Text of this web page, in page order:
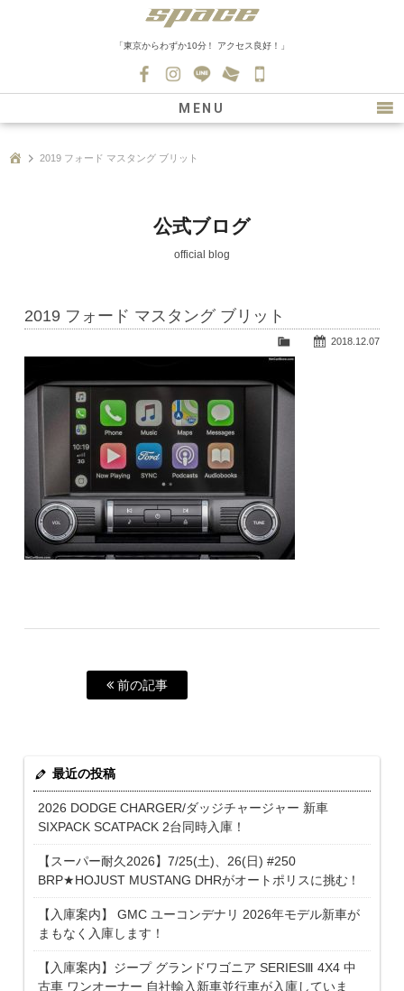
「東京からわずか10分！ アクセス良好！」
0139
MENU
新車情報
在庫車情報
ファクトリー
会社紹介
2019 フォード マスタング ブリット
公式ブログ
official blog
2019 フォード マスタング ブリット
2018.12.07
前の記事
最近の投稿
2026 DODGE CHARGER/ダッジチャージャー 新車
SIXPACK SCATPACK 2台同時入庫！
【スーパー耐久2026】7/25(土)、26(日) #250
BRP★HOJUST MUSTANG DHRがオートポリスに挑む！
【入庫案内】 GMC ユーコンデナリ 2026年モデル新車が
まもなく入庫します！
【入庫案内】ジープ グランドワゴニア SERIESⅢ 4X4 中
古車 ワンオーナー 自社輸入新車並行車が入庫していま